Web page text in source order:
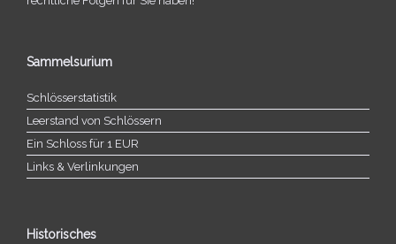
Sammelsurium
Schlösserstatistik
Leerstand von Schlössern
Ein Schloss für 1 EUR
Links & Verlinkungen
Historisches